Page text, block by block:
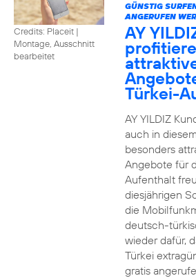
Credits: Placeit |
Montage, Ausschnitt
bearbeitet
GÜNSTIG
ANGERUFEN
AY
Türkei-
AY YILDIZ
auch in
besonders
Angebote für
Aufenthalt
diesjährigen
die
deutsch-
wieder dafür,
Türkei
gratis